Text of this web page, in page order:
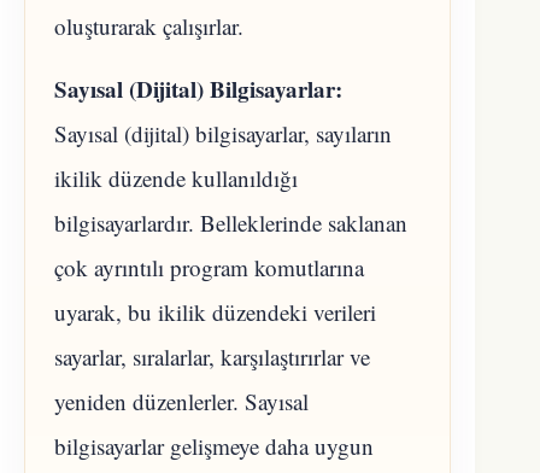
oluşturarak çalışırlar.
Sayısal (Dijital) Bilgisayarlar:
Sayısal (dijital) bilgisayarlar, sayıların
ikilik düzende kullanıldığı
bilgisayarlardır. Belleklerinde saklanan
çok ayrıntılı program komutlarına
uyarak, bu ikilik düzendeki verileri
sayarlar, sıralarlar, karşılaştırırlar ve
yeniden düzenlerler. Sayısal
bilgisayarlar gelişmeye daha uygun